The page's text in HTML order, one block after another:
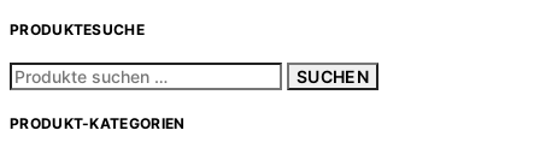
PRODUKTESUCHE
Suchen
nach:
SUCHEN
PRODUKT-KATEGORIEN